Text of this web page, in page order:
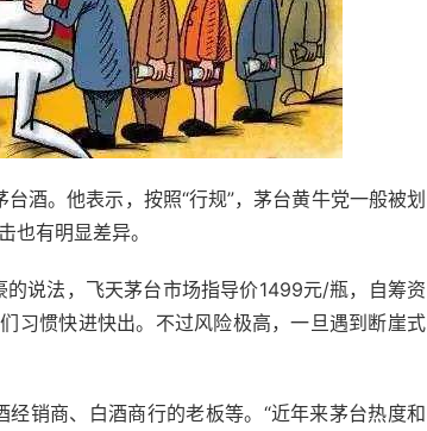
酒。他表示，按照“行规”，茅台黄牛党一般被划
也有明显差异。
说法，飞天茅台市场指导价1499元/瓶，自筹资
习惯快进快出。不过风险极高，一旦遇到断崖式
销商、白酒商行的老板等。“近年来茅台热度和